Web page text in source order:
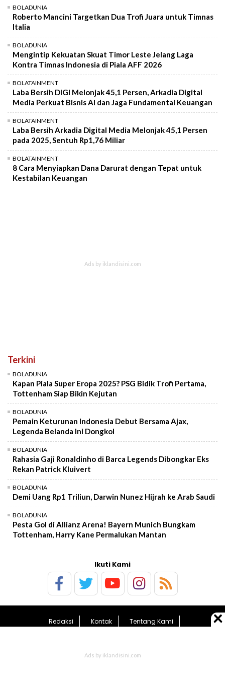
BOLADUNIA
Roberto Mancini Targetkan Dua Trofi Juara untuk Timnas
Italia
BOLADUNIA
Mengintip Kekuatan Skuat Timor Leste Jelang Laga
Kontra Timnas Indonesia di Piala AFF 2026
BOLATAINMENT
Laba Bersih DIGI Melonjak 45,1 Persen, Arkadia Digital
Media Perkuat Bisnis AI dan Jaga Fundamental Keuangan
BOLATAINMENT
Laba Bersih Arkadia Digital Media Melonjak 45,1 Persen
pada 2025, Sentuh Rp1,76 Miliar
BOLATAINMENT
8 Cara Menyiapkan Dana Darurat dengan Tepat untuk
Kestabilan Keuangan
Terkini
BOLADUNIA
Kapan Piala Super Eropa 2025? PSG Bidik Trofi Pertama,
Tottenham Siap Bikin Kejutan
BOLADUNIA
Pemain Keturunan Indonesia Debut Bersama Ajax,
Legenda Belanda Ini Dongkol
BOLADUNIA
Rahasia Gaji Ronaldinho di Barca Legends Dibongkar Eks
Rekan Patrick Kluivert
BOLADUNIA
Demi Uang Rp1 Triliun, Darwin Nunez Hijrah ke Arab Saudi
BOLADUNIA
Pesta Gol di Allianz Arena! Bayern Munich Bungkam
Tottenham, Harry Kane Permalukan Mantan
Ikuti Kami
Redaksi Kontak
Tentang Kami